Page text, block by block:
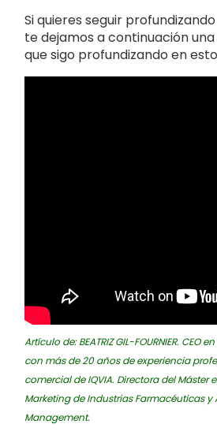
Si quieres seguir
te dejamos a continuación
que sigo profundizando en
Artículo de: BEATRIZ GIL-FOURNIER. CEO en
con más de 20 años de experiencia
comercial de IQVIA. Directora del Máster
Marketing de Industrias Farmacéuticas y
Management.